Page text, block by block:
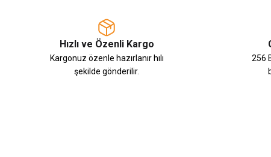
Hızlı ve Özenli Kargo
Kargonuz özenle hazırlanır hılı
şekilde gönderilir.
256